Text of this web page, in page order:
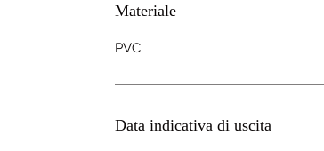
Materiale
PVC
Data indicativa di uscita